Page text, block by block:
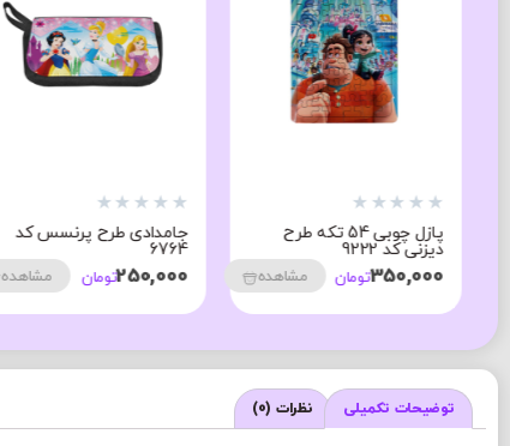
★
★
★
★
★
پازل چوبی 54 تکه طرح
دیزنی کد 9222
350,000تومان مشاهده
★
★
★
★
★
جامدادی طرح پرنسس کد
6764
250,000تومان مشاهده
توضیحات تکمیلی نظرات (0)